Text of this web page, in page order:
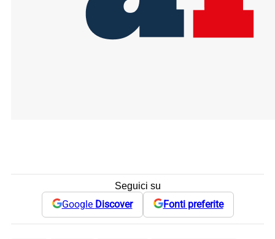
Seguici su
Google Discover Fonti preferite